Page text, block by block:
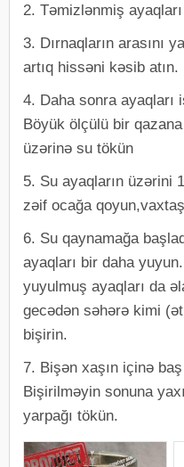
2. Təmizlənmiş
3. Dırnaqların arasını
artıq hissəni kəsib atın.
4. Daha sonra ayaqları
Böyük ölçülü bir
üzərinə su tökün
5. Su ayaqların üzərini
zəif ocağa
6. Su qaynamağa
ayaqları bir daha
yuyulmuş ayaqları da
gecədən səhərə kimi
bişirin.
7. Bişən xaşın içinə
Bişirilməyin sonuna
yarpağı tökün.